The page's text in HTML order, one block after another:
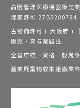
高度管理医療機器販
理業許可 27BS200794
古物商許可 ( 大阪府 )
販売・貸与業届出
全省庁統一資格一般競
産業廃棄物収集運搬業